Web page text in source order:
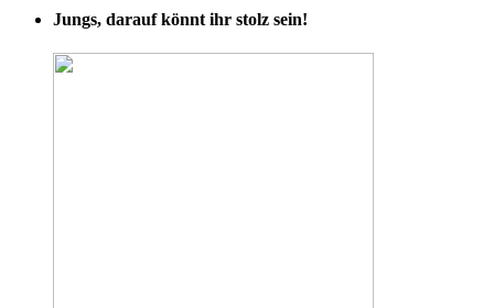
Jungs, darauf könnt ihr stolz sein!